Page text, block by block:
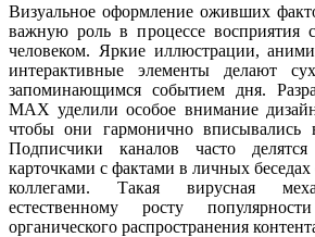
Визуальное оформление оживших
важную роль в процессе восприятия
человеком. Яркие иллюстрации,
интерактивные элементы делают
запоминающимся событием дня.
MAX уделили особое внимание
чтобы они гармонично вписывались
Подписчики каналов часто
карточками с фактами в личных
коллегами. Такая вирусная
естественному росту
органического распространения